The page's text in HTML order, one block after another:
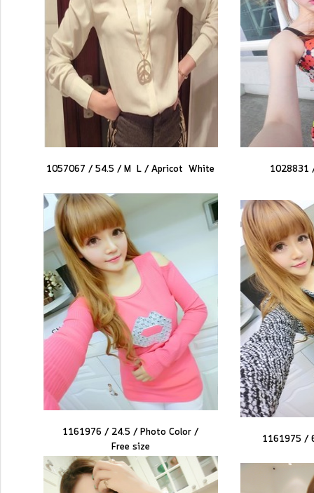
1057067 / 54.5 / M L /Apricot White 1028831
1161976 / 24.5 /Photo Color /
Free size
1161975 /